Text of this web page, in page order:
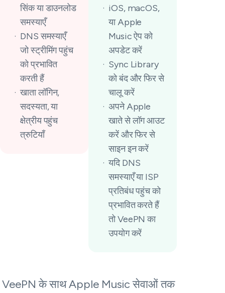
सिंक या डाउनलोड
समस्याएँ
DNS समस्याएँ
जो स्ट्रीमिंग पहुंच
को प्रभावित
करती हैं
खाता लॉगिन,
सदस्यता, या
क्षेत्रीय पहुंच
त्रुटियाँ
iOS, macOS,
या Apple
Music ऐप को
अपडेट करें
Sync Library
को बंद और फिर से
चालू करें
अपने Apple
खाते से लॉग आउट
करें और फिर से
साइन इन करें
यदि DNS
समस्याएँ या ISP
प्रतिबंध पहुंच को
प्रभावित करते हैं
तो VeePN का
उपयोग करें
VeePN के साथ Apple Music सेवाओं तक